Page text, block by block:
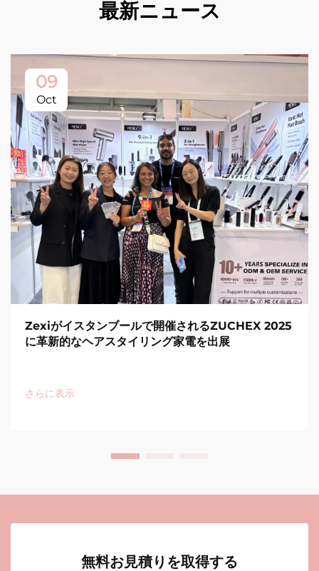
最新ニュース
09
Oct
Zexiがイスタンブールで開催されるZUCHEX 2025
に革新的なヘアスタイリング家電を出展
さらに表示
無料お見積りを取得する